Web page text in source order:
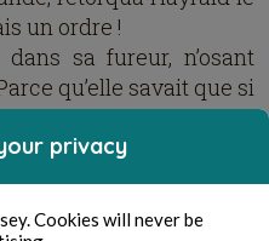
un ordre !
sa fureur, n’osant
qu’elle savait que si
elle ne se contrôlerait
en elle. Comment
ses côtés, sans être
privacy
Cookies will never be